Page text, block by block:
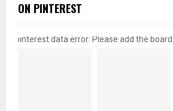
ON PINTEREST
pinterest data error: Please add the